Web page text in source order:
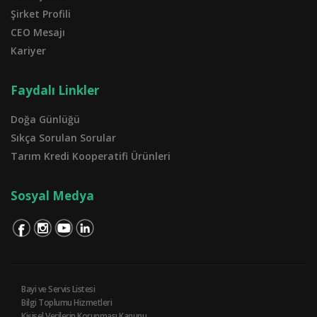
Şirket Profili
CEO Mesajı
Kariyer
Faydalı Linkler
Doğa Günlüğü
Sıkça Sorulan Sorular
Tarım Kredi Kooperatifi Ürünleri
Sosyal Medya
Bayi ve Servis Listesi
Bilgi Toplumu Hizmetleri